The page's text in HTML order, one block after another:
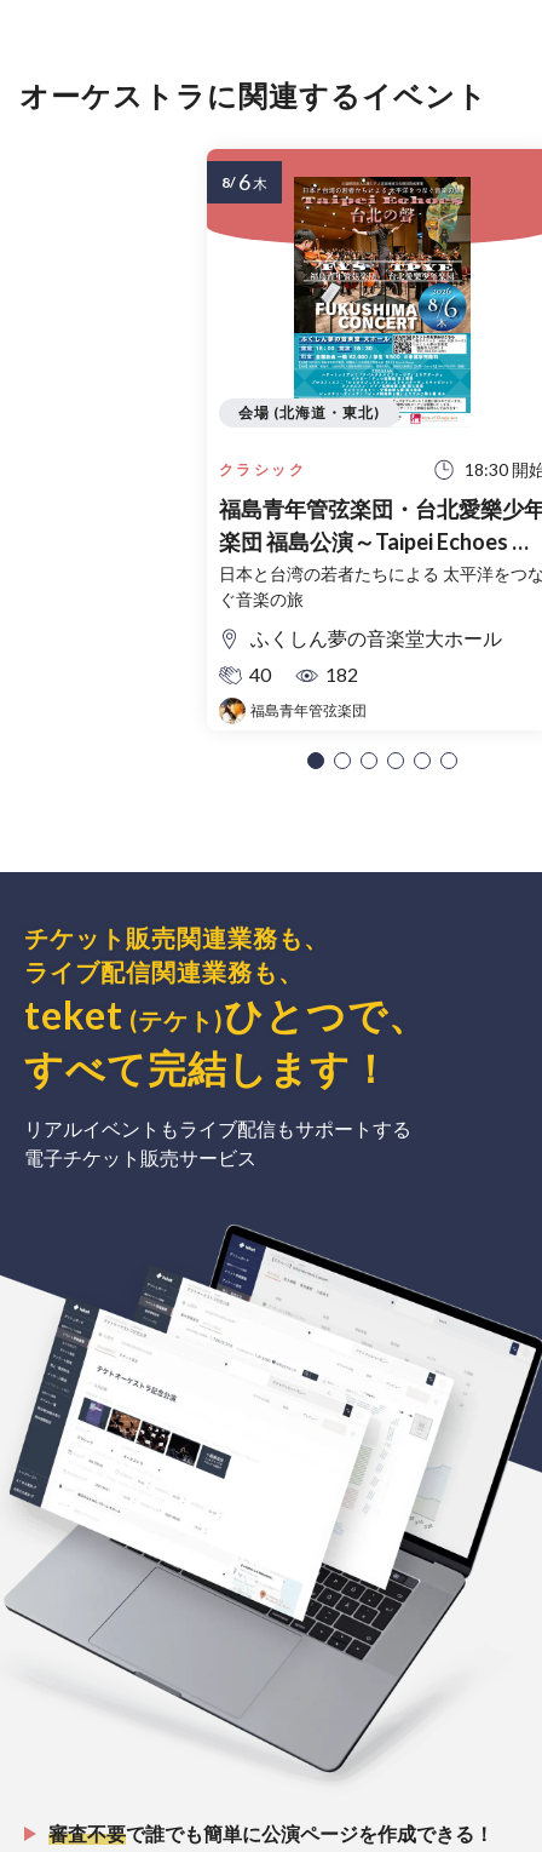
オーケストラに関連するイベント
クラシック 18:30 開
福島青年管弦楽団・台北愛樂少
楽団 福島公演～Taipei Echoes 台
北の聲～
日本と台湾の若者たちによる 太平洋をつ
ぐ音楽の旅
ふくしん夢の音楽堂大ホール
40
182
福島青年管弦楽団
会場 (北海道・東北)
8/ 6木
チケット販売関連業務も、
ライブ配信関連業務も、
teket (テケト)ひとつで、
すべて完結 します ！
リアルイベントもライブ配信もサポートする
電子チケット販売サービス
審査不要で誰でも簡単に公演ページを作成できる！